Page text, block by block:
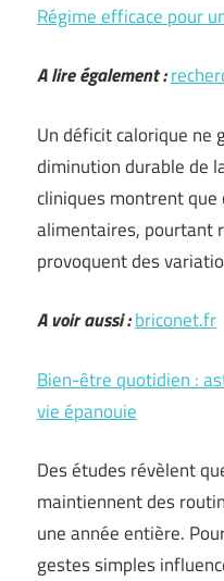
Régime efficace pour
A lire également :
Un déficit calorique ne
diminution durable de
cliniques montrent
alimentaires, pourtant
provoquent des
A voir aussi :briconet.fr
Bien-être quotidien :
vie épanouie
Des études révèlent
maintiennent des
une année entière.
gestes simples